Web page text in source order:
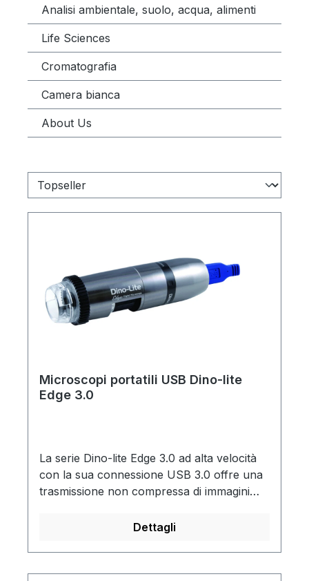
Analisi ambientale, suolo, acqua, alimenti
Life Sciences
Cromatografia
Camera bianca
About Us
Microscopi portatili USB Dino-lite
Edge 3.0
La serie Dino-lite Edge 3.0 ad alta velocità
con la sua connessione USB 3.0 offre una
trasmissione non compressa di immagini
Raggiunge una velocità massima di 45 fps.
lucidi o riflettenti come metallo, plastica,
Dettagli